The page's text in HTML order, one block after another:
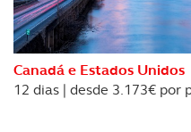
necessário no contexto
Realçamos que o bloqueio
tecnologias similares pode
Canadá e Estados Unidos
12 dias | desde 3.173€ por